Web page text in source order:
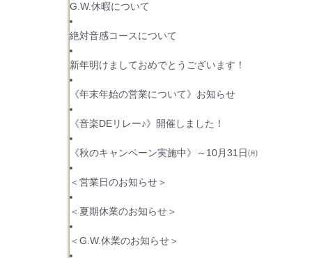
G.W.休暇について
絶対音感コースについて
新年明けましておめでとうございます！
《年末年始の営業について》お知らせ
《音楽DEリレー♪》開催しました！
《秋のキャンペーン実施中》～10月31日㈪
＜営業日のお知らせ＞
＜夏期休業のお知らせ＞
＜G.W.休業のお知らせ＞